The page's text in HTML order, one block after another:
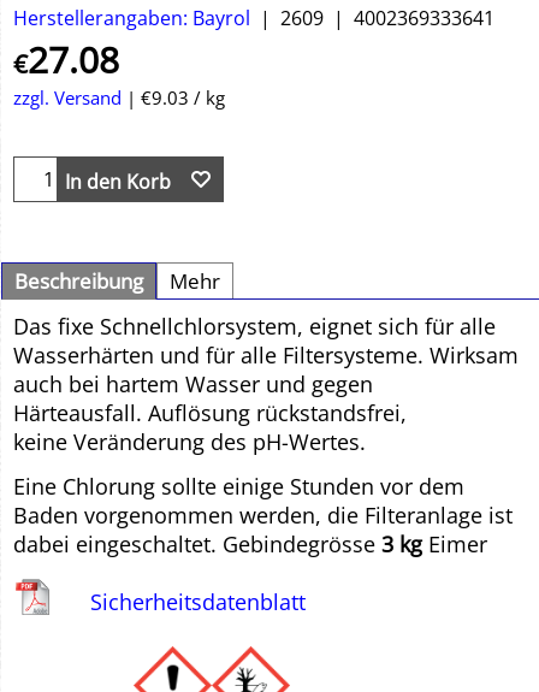
Herstellerangaben: Bayrol 2609 4002369333641
€27.08
zzgl. Versand €9.03 / kg
In den Korb
Beschreibung Mehr
Das fixe Schnellchlorsystem, eignet sich für alle
Wasserhärten und für alle Filtersysteme. Wirksam
auch bei hartem Wasser und gegen
Härteausfall. Auflösung rückstandsfrei,
keine Veränderung des pH-Wertes.
Eine Chlorung sollte einige Stunden vor dem
Baden vorgenommen werden, die Filteranlage ist
dabei eingeschaltet. Gebindegrösse 3 kgEimer
Sicherheitsdatenblatt